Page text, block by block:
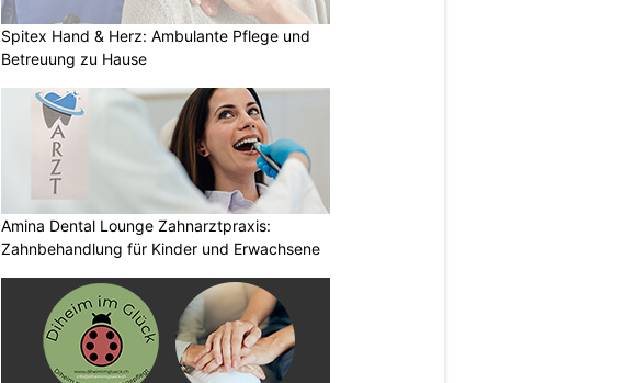
Spitex Hand & Herz: Ambulante Pflege und
Betreuung zu Hause
Amina Dental Lounge Zahnarztpraxis:
Zahnbehandlung für Kinder und Erwachsene